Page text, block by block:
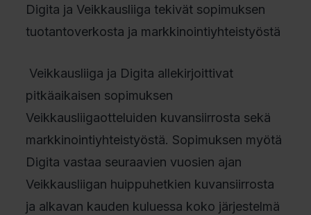
Digita ja Veikkausliiga tekivät sopimuksen
tuotantoverkosta ja markkinointiyhteistyöstä
Veikkausliiga ja Digita allekirjoittivat
pitkäaikaisen sopimuksen
Veikkausliigaotteluiden kuvansiirrosta sekä
markkinointiyhteistyöstä. Sopimuksen myötä
Digita vastaa seuraavien vuosien ajan
Veikkausliigan huippuhetkien kuvansiirrosta
ja alkavan kauden kuluessa koko järjestelmä